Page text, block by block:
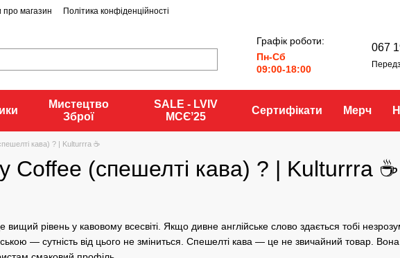
про магазин Політика конфіденційності
Графік роботи:
Пн-Сб
09:00-18:00
067
Мистецтво
Зброї
SALE - LVIV
MCЄʼ25
Сертифікати Мерч
кава) ? | Kulturrra ☕
Coffee (спешелті кава) ? | Kulturrra ☕
рівень у кавовому всесвіті. Якщо дивне англійське слово здається тобі
— сутність від цього не зміниться. Спешелті кава — це не звичайний товар. Вона